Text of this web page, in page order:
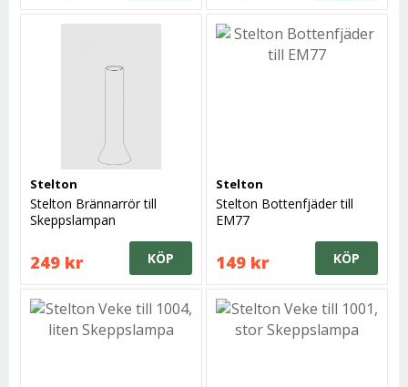
Stelton
Stelton Brännarrör till
Skeppslampan
249 kr KÖP
Stelton
Stelton Bottenfjäder till
EM77
149 kr KÖP